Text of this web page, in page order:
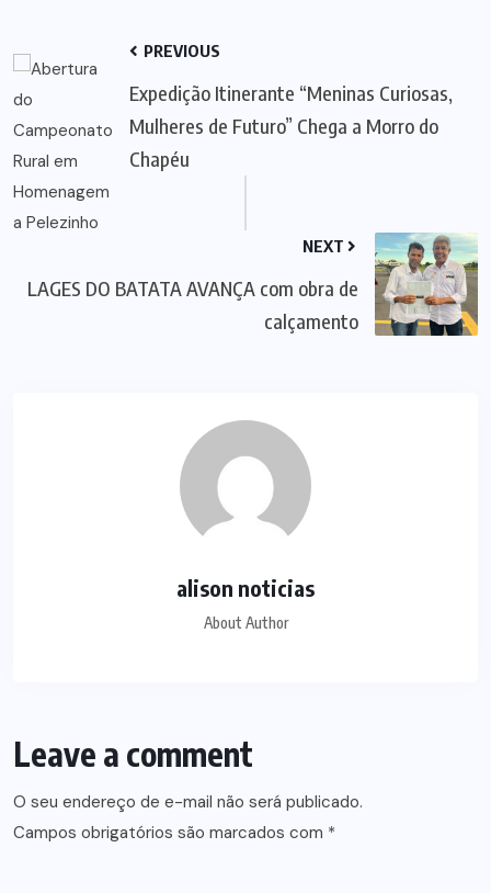
PREVIOUS
Expedição Itinerante “Meninas Curiosas,
Mulheres de Futuro” Chega a Morro do
Chapéu
NEXT
LAGES DO BATATA AVANÇA com obra de
calçamento
alison noticias
About Author
Leave a comment
O seu endereço de e-mail não será publicado.
Campos obrigatórios são marcados com *